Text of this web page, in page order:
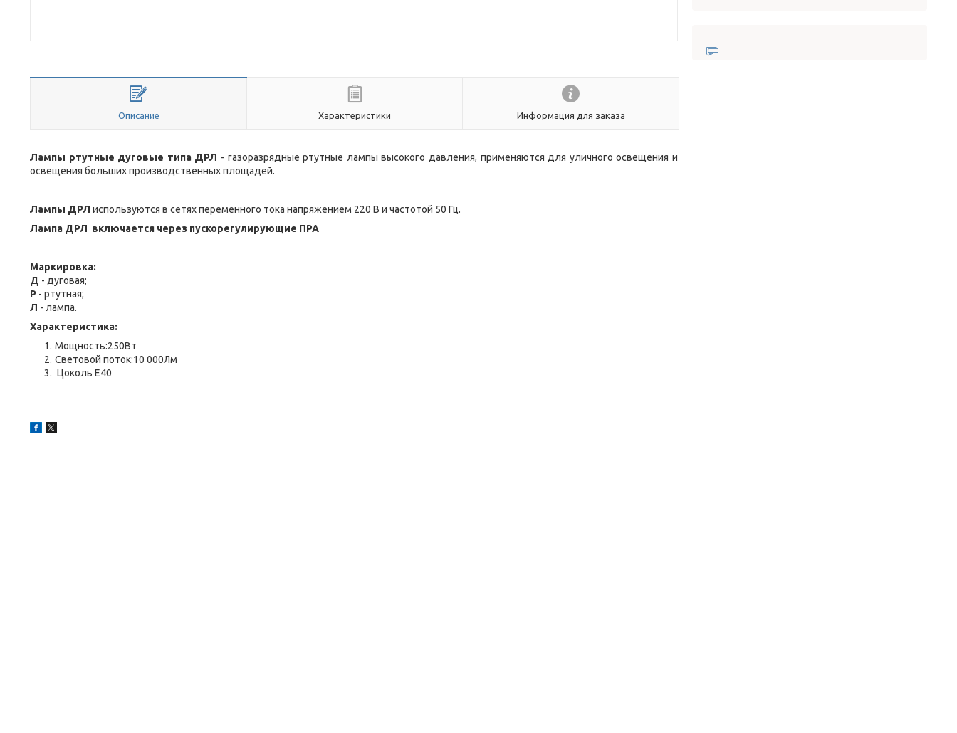
Описание Характеристики Информация для заказа
Лампы ртутные дуговые типа ДРЛ - газоразрядные ртутные лампы высокого давления, применяются для уличного освещения и
освещения больших производственных площадей.
Лампы ДРЛ используются в сетях переменного тока напряжением 220 B и частотой 50 Гц.
Лампа ДРЛ включается через пускорегулирующие ПРА
Маркировка:
Д - дуговая;
Р - ртутная;
Л - лампа.
Характеристика:
Мощность:250Вт
Световой поток:10 000Лм
Цоколь Е40